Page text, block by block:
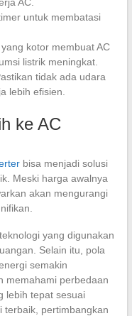
untuk membatasi
kotor membuat AC
listrik meningkat.
tidak ada udara
lebih efisien.
ke AC
bisa menjadi solusi
Meski harga awalnya
akan mengurangi
yang digunakan
Selain itu, pola
semakin
memahami perbedaan
lebih tepat sesuai
terbaik, pertimbangkan